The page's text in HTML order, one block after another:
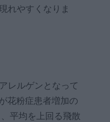
れやすくなりま
レルゲンとなって
花粉症患者増加の
平均を上回る飛散